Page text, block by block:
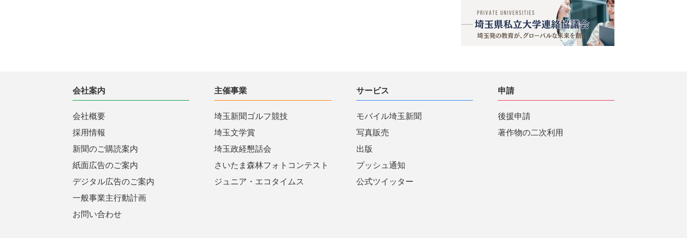
会社案内
会社概要
採用情報
新聞のご購読案内
紙面広告のご案内
デジタル広告のご案内
一般事業主行動計画
お問い合わせ
主催事業
埼玉新聞ゴルフ競技
埼玉文学賞
埼玉政経懇話会
さいたま森林フォトコンテスト
ジュニア・エコタイムス
サービス
モバイル埼玉新聞
写真販売
出版
プッシュ通知
公式ツイッター
申請
後援申請
著作物の二次利用